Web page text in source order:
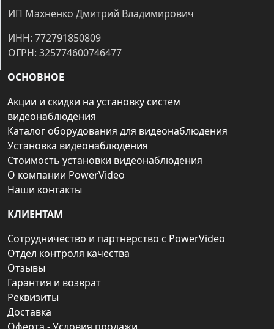
ИП Махненко Дмитрий Владимирович
ИНН: 772791850809
ОГРН: 325774600746477
ОСНОВНОЕ
Акции и скидки на установку систем
видеонаблюдения
Каталог оборудования для видеонаблюдения
Установка видеонаблюдения
Стоимость установки видеонаблюдения
О компании PowerVideo
Наши контакты
КЛИЕНТАМ
Сотрудничество и партнерство с PowerVideo
Отдел контроля качества
Отзывы
Гарантия и возврат
Реквизиты
Доставка